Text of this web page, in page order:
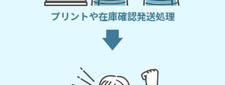
プリントや在庫確認発送処理